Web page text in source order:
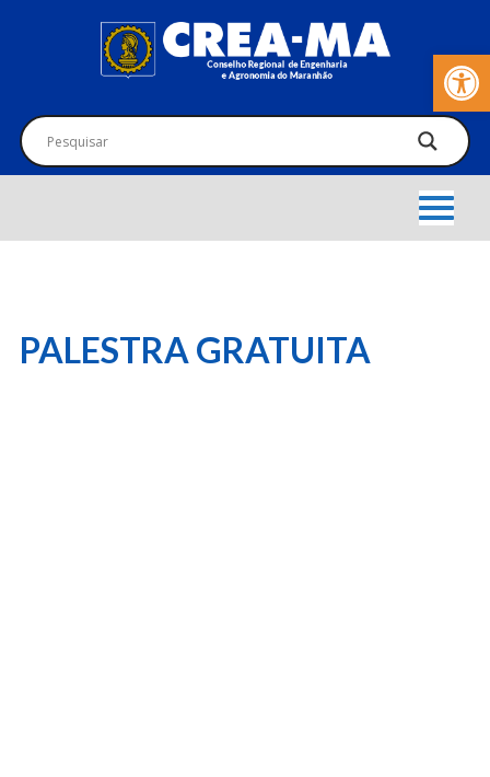
Barra de
PALESTRA GRATUITA